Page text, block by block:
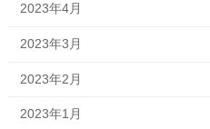
2023年4月
2023年3月
2023年2月
2023年1月